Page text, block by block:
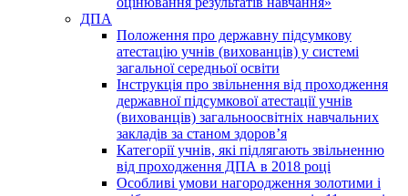
ДПА
Положення про державну підсумкову
атестацію учнів (вихованців) у системі
загальної середньої освіти
Інструкція про звільнення від проходження
державної підсумкової атестації учнів
(вихованців) загальноосвітніх навчальних
закладів за станом здоров’я
Категорії учнів, які підлягають звільненню
від проходження ДПА в 2018 році
Особливі умови нагородження золотими і